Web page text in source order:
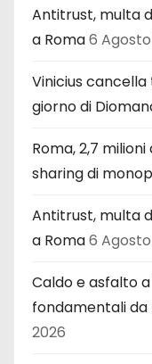
Antitrust, multa
a Roma6
Vinicius
giorno di
Roma, 2,7
sharing di
Antitrust, multa
a Roma6
Caldo e asfalto
fondamentali
2026